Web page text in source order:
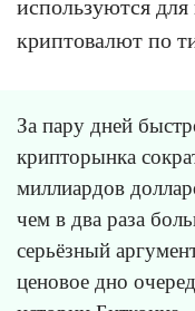
используются
криптовалют по
За пару дней
крипторынка
миллиардов
чем в два раза
серьёзный
ценовое дно